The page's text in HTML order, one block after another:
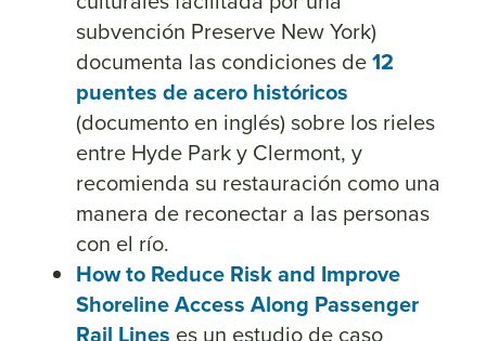
subvención Preserve New York)
documenta las condiciones de12
puentes de acero históricos
(documento en inglés) sobre los rieles
entre Hyde Park y Clermont, y
recomienda su restauración como una
manera de reconectar a las personas
con el río.
How to Reduce Risk and Improve
Shoreline Access Along Passenger
Rail Lines es un estudio de caso